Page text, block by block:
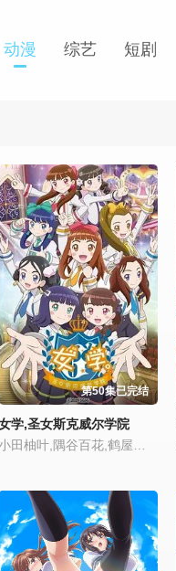
动漫 综艺 短剧
第50集已完结
学,圣女斯克威尔学院